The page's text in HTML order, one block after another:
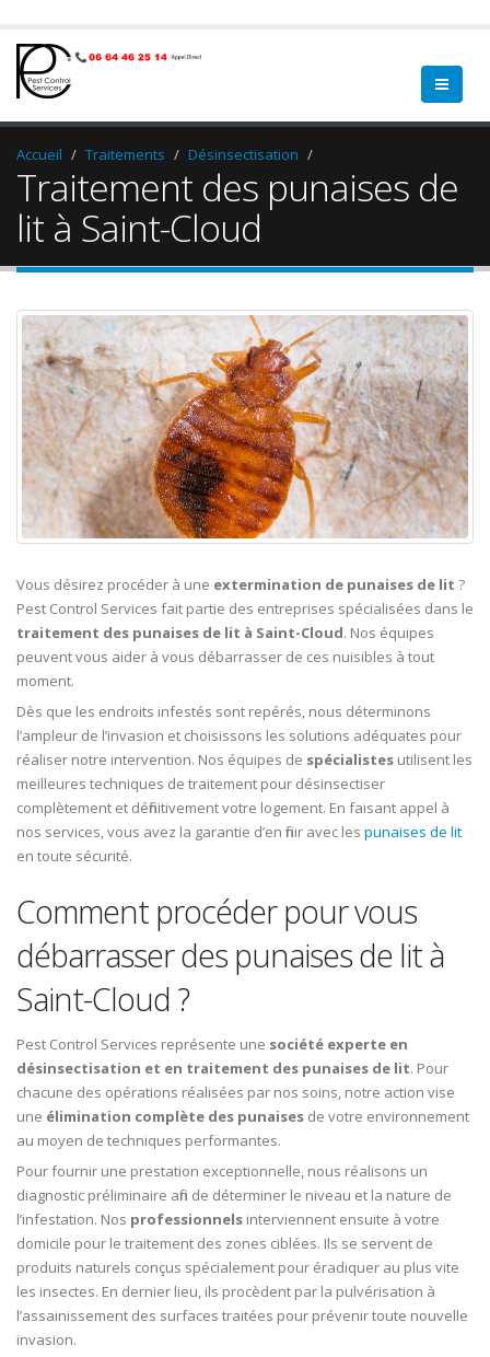
Accueil Traitements Désinsectisation
Traitement des punaises de
lit à Saint-Cloud
Vous désirez procéder à une extermination de punaises de lit ?
Pest Control Services fait partie des entreprises spécialisées dans le
traitement des punaises de lit à Saint-Cloud. Nos équipes
peuvent vous aider à vous débarrasser de ces nuisibles à tout
moment.
Dès que les endroits infestés sont repérés, nous déterminons
l’ampleur de l’invasion et choisissons les solutions adéquates pour
réaliser notre intervention. Nos équipes de spécialistes utilisent les
meilleures techniques de traitement pour désinsectiser
complètement et définitivement votre logement. En faisant appel à
nos services, vous avez la garantie d’en finir avec les punaises de lit
en toute sécurité.
Comment procéder pour vous
débarrasser des punaises de lit à
Saint-Cloud ?
Pest Control Services représente une société experte en
désinsectisation et en traitement des punaises de lit. Pour
chacune des opérations réalisées par nos soins, notre action vise
une élimination complète des punaises de votre environnement
au moyen de techniques performantes.
Pour fournir une prestation exceptionnelle, nous réalisons un
diagnostic préliminaire afin de déterminer le niveau et la nature de
l’infestation. Nos professionnels interviennent ensuite à votre
domicile pour le traitement des zones ciblées. Ils se servent de
produits naturels conçus spécialement pour éradiquer au plus vite
les insectes. En dernier lieu, ils procèdent par la pulvérisation à
l’assainissement des surfaces traitées pour prévenir toute nouvelle
invasion.